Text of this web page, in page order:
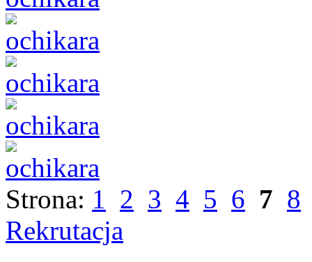
Strona: 1 2 3 4 5 6 7 8
Rekrutacja